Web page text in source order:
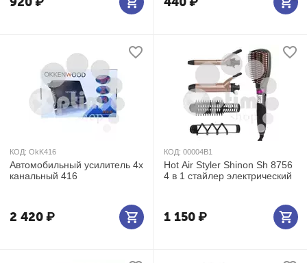
КОД: OkK416
Автомобильный усилитель 4х
канальный 416
2 420₽
КОД: 00004B1
Hot Air Styler Shinon Sh 8756
4 в 1 стайлер электрический
1 150₽